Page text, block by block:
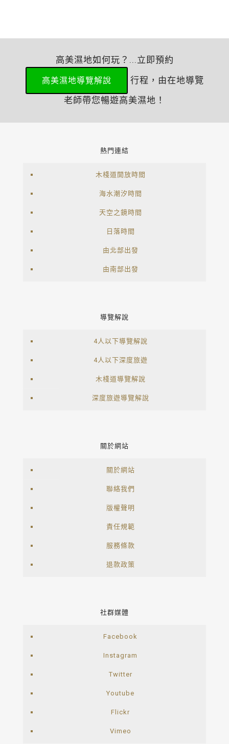
高美濕地如何玩？...立即預約
高美濕地導覽解說
行程，由在地導覽
老師帶您暢遊高美濕地！
熱門連結
木棧道開放時間
海水潮汐時間
天空之鏡時間
日落時間
由北部出發
由南部出發
導覽解說
4人以下導覽解說
4人以下深度旅遊
木棧道導覽解說
深度旅遊導覽解說
關於網站
關於網站
聯絡我們
版權聲明
責任規範
服務條款
退款政策
社群媒體
Facebook
Instagram
Twitter
Youtube
Flickr
Vimeo